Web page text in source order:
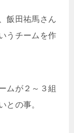
飯田祐馬さん
うチームを作
ムが２～３組
との事。